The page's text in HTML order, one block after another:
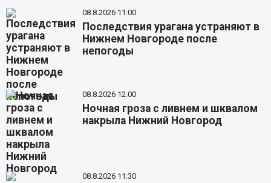
08.8.2026 11:00
Последствия урагана устраняют в
Нижнем Новгороде после
непогоды
08.8.2026 12:00
Ночная гроза с ливнем и шквалом
накрыла Нижний Новгород
08.8.2026 11:30